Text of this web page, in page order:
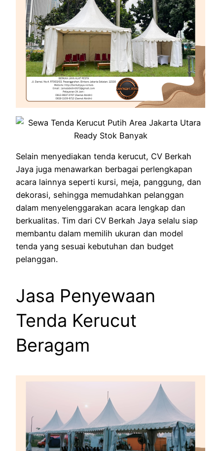
Selain menyediakan tenda kerucut, CV Berkah
Jaya juga menawarkan berbagai perlengkapan
acara lainnya seperti kursi, meja, panggung, dan
dekorasi, sehingga memudahkan pelanggan
dalam menyelenggarakan acara lengkap dan
berkualitas. Tim dari CV Berkah Jaya selalu siap
membantu dalam memilih ukuran dan model
tenda yang sesuai kebutuhan dan budget
pelanggan.
Jasa Penyewaan
Tenda Kerucut
Beragam